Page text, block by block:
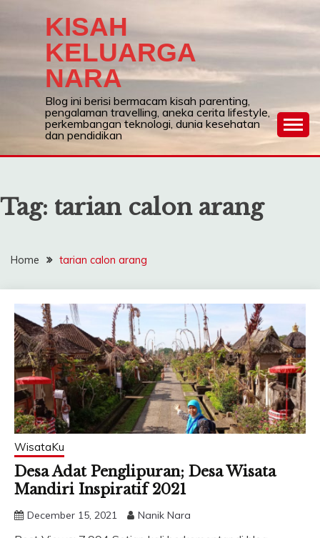
KISAH
KELUARGA
NARA
Blog ini berisi bermacam kisah parenting,
pengalaman travelling, aneka cerita lifestyle,
perkembangan teknologi, dunia kesehatan
dan pendidikan
Tag: tarian calon arang
Home tarian calon arang
WisataKu
Desa Adat Penglipuran; Desa Wisata
Mandiri Inspiratif 2021
December 15, 2021 Nanik Nara